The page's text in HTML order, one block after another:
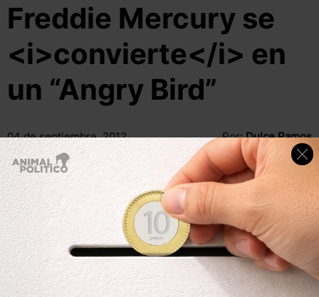
Freddie Mercury se
<i>convierte</i> en
un “Angry Bird”
04 de septiembre, 2012 Por: Dulce Ramos
@WikiRamos
Compartir Leer después